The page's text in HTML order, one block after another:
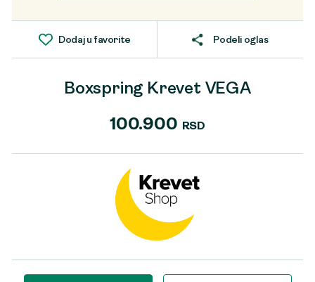
Dodaj u favorite Podeli oglas
Boxspring Krevet VEGA
100.900 RSD